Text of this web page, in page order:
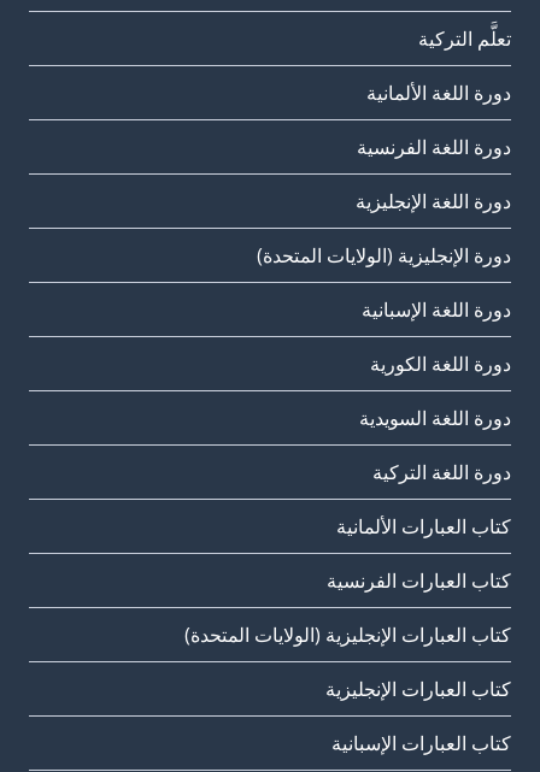
تعلَّم التركية
دورة اللغة الألمانية
دورة اللغة الفرنسية
دورة اللغة الإنجليزية
دورة الإنجليزية (الولايات المتحدة)
دورة اللغة الإسبانية
دورة اللغة الكورية
دورة اللغة السويدية
دورة اللغة التركية
كتاب العبارات الألمانية
كتاب العبارات الفرنسية
كتاب العبارات الإنجليزية (الولايات المتحدة)
كتاب العبارات الإنجليزية
كتاب العبارات الإسبانية